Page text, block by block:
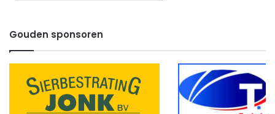
Gouden sponsoren